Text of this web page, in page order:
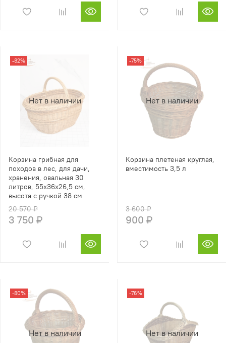
Нет в наличии
-82%
Корзина грибная для
походов в лес, для дачи,
хранения, овальная 30
литров, 55х36х26,5 см,
высота с ручкой 38 см
20 570 ₽
3 750 ₽
Нет в наличии
-75%
Корзина плетеная круглая,
вместимость 3,5 л
3 600 ₽
900 ₽
Нет в наличии
-80%
Нет в наличии
-76%